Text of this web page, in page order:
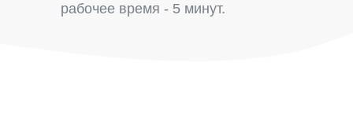
рабочее время - 5 минут.